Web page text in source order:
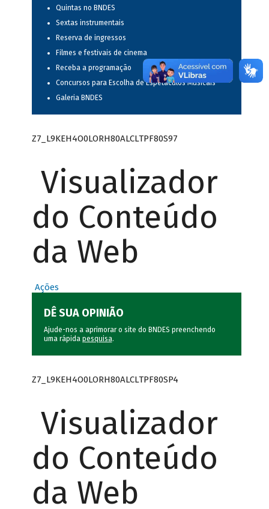
Quintas no BNDES
Sextas instrumentais
Reserva de ingressos
Filmes e festivais de cinema
Receba a programação
Concursos para Escolha de Espetáculos Musicais
Galeria BNDES
Z7_L9KEH4O0LORH80ALCLTPF80S97
Visualizador
do Conteúdo
da Web
Ações
DÊ SUA OPINIÃO
Ajude-nos a aprimorar o site do BNDES preenchendo
uma rápida pesquisa.
Z7_L9KEH4O0LORH80ALCLTPF80SP4
Visualizador
do Conteúdo
da Web